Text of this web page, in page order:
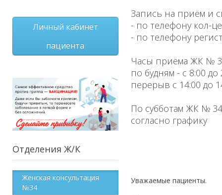
Запись на приём и
- по телефону кол-
- по телефону
Часы приёма ЖК №
по будням - с 8:00 до
перерыв с 14:00 до
По субботам ЖК № 34
согласно графику
Уважаемые пациенты.
Личный кабинет
пациента
Отделения Ж/К
Женская консультация
№34